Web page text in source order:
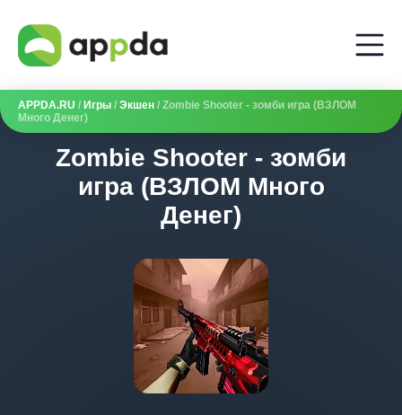
APPDA.RU / Игры / Экшен / Zombie Shooter - зомби игра (ВЗЛОМ
Много Денег)
Zombie Shooter - зомби
игра (ВЗЛОМ Много
Денег)